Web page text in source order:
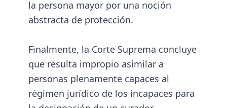
la persona mayor por una noción
abstracta de protección.
Finalmente, la Corte Suprema concluye
que resulta impropio asimilar a
personas plenamente capaces al
régimen jurídico de los incapaces para